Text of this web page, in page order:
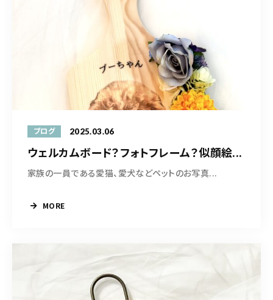
ブログ 2025.03.06
ウェルカムボード？フォトフレーム？似顔絵...
家族の一員である愛猫、愛犬などペットのお写真...
MORE
090-4421-1788
営業時間 10:30-19:00
ご予約はこちら